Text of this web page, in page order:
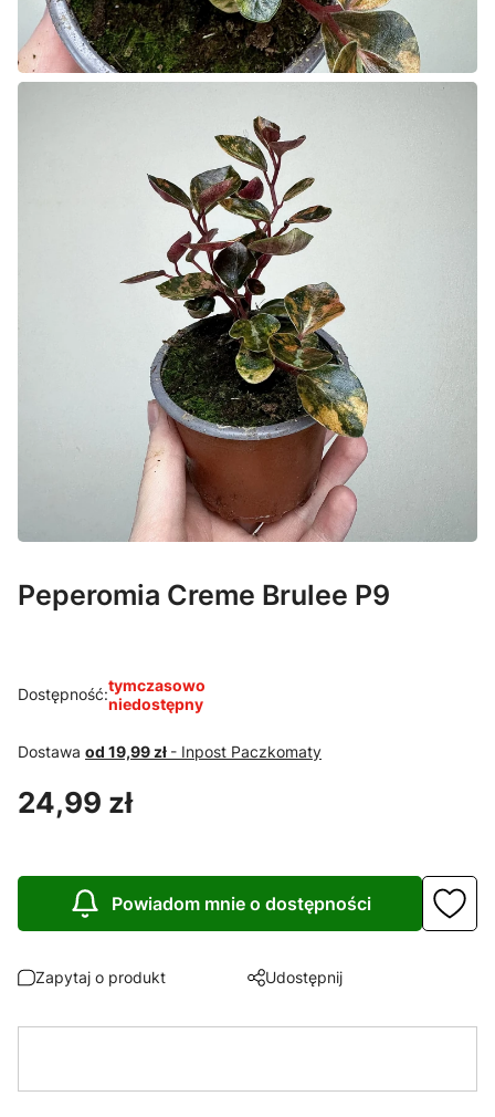
Peperomia Creme Brulee P9
Dostępność:tymczasowo
niedostępny
Dostawa od 19,99 zł - Inpost Paczkomaty
Cena
24,99 zł
Powiadom mnie o dostępności
Zapytaj o produkt Udostępnij